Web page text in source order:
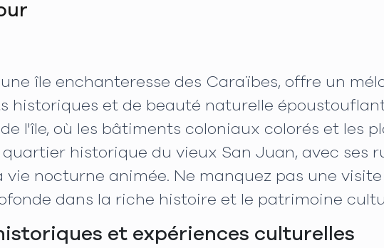
une île enchanteresse des Caraïbes, offre un
historiques et de beauté naturelle
l'île, où les bâtiments coloniaux colorés et les
quartier historique du vieux San Juan, avec ses
vie nocturne animée. Ne manquez pas une
dans la riche histoire et le patrimoine
et expériences culturelles